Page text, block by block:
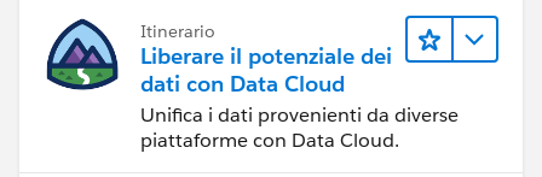
Itinerario
Liberare il potenziale dei
dati con Data Cloud
Unifica i dati provenienti da diverse
piattaforme con Data Cloud.